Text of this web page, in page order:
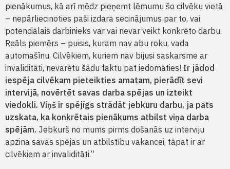
pienākumus, kā arī mēdz pieņemt lēmumu šo cilvēku vietā
– nepārliecinoties paši izdara secinājumus par to, vai
potenciālais darbinieks var vai nevar veikt konkrēto darbu.
Reāls piemērs – puisis, kuram nav abu roku, vada
automašīnu. Cilvēkiem, kuriem nav bijusi saskarsme ar
invaliditāti, nevarētu šādu faktu pat iedomāties! Ir jādod
iespēja cilvēkam pieteikties amatam, pierādīt sevi
intervijā, novērtēt savas darba spējas un izteikt
viedokli. Viņš ir spējīgs strādāt jebkuru darbu, ja pats
uzskata, ka konkrētais pienākums atbilst viņa darba
spējām. Jebkurš no mums pirms došanās uz interviju
apzina savas spējas un atbilstību vakancei, tāpat ir ar
cilvēkiem ar invaliditāti.”